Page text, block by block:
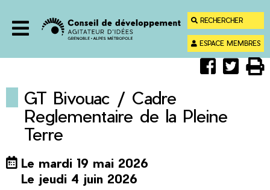
Recherche
RECHERCHER
ESPACE MEMBRES
Partager
sur

sur
 
GT Bivouac / Cadre
Reglementaire de la Pleine
Terre
Le mardi 19 mai 2026
Le jeudi 4 juin 2026